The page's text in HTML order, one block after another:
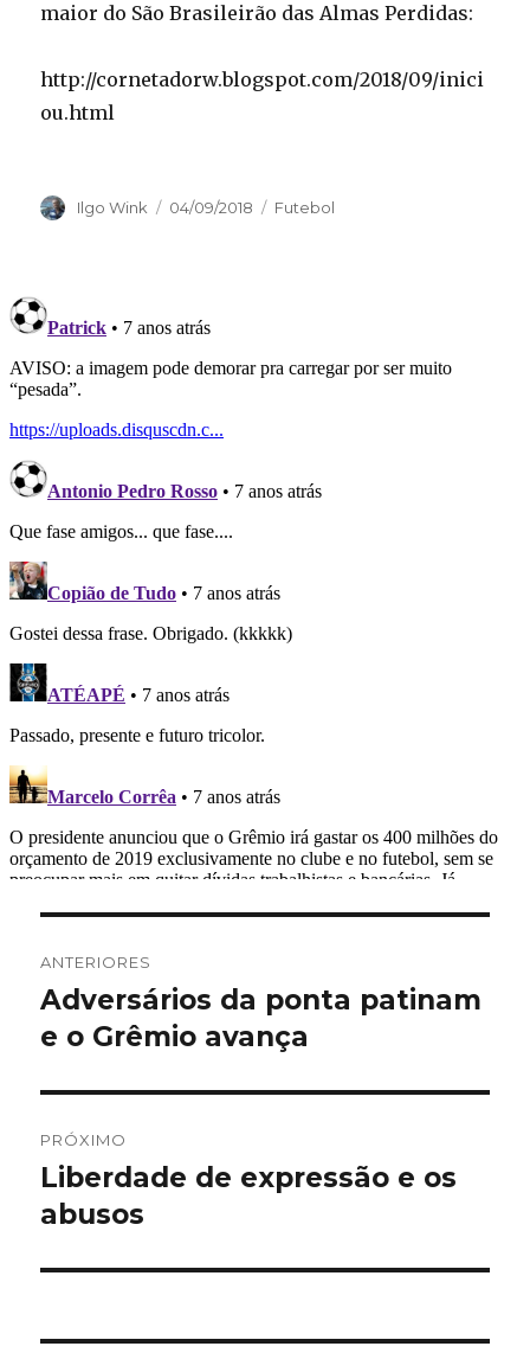
maior do São Brasileirão das Almas Perdidas:
http://cornetadorw.blogspot.com/2018/09/inici
ou.html
Autor
Ilgo Wink
Publicado
04/09/2018 Categorias
Futebol
de
Post
ANTERIORES
Post
anterior:
Adversários da ponta patinam
e o Grêmio avança
PRÓXIMO
Próximo
post:
Liberdade de expressão e os
abusos